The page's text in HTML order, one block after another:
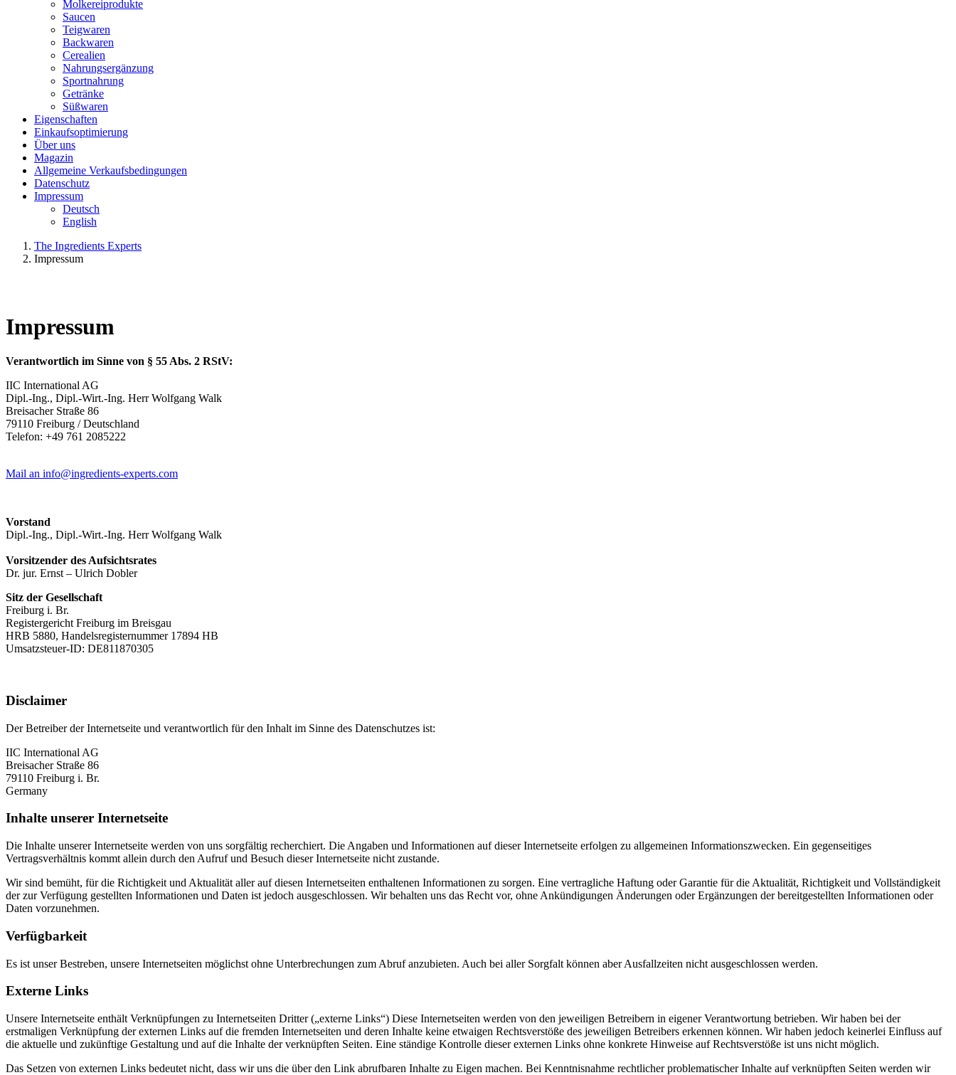
Molkereiprodukte
Saucen
Teigwaren
Backwaren
Cerealien
Nahrungsergänzung
Sportnahrung
Getränke
Süßwaren
Eigenschaften
Einkaufsoptimierung
Über uns
Magazin
Allgemeine Verkaufsbedingungen
Datenschutz
Impressum
Deutsch
English
The Ingredients Experts
Impressum
Impressum
Verantwortlich im Sinne von § 55 Abs. 2 RStV:
IIC International AG
Dipl.-Ing., Dipl.-Wirt.-Ing. Herr Wolfgang Walk
Breisacher Straße 86
79110 Freiburg / Deutschland
Telefon: +49 761 2085222
Mail an info@ingredients-experts.com
Vorstand
Dipl.-Ing., Dipl.-Wirt.-Ing. Herr Wolfgang Walk
Vorsitzender des Aufsichtsrates
Dr. jur. Ernst – Ulrich Dobler
Sitz der Gesellschaft
Freiburg i. Br.
Registergericht Freiburg im Breisgau
HRB 5880, Handelsregisternummer 17894 HB
Umsatzsteuer-ID: DE811870305
Disclaimer
Der Betreiber der Internetseite und verantwortlich für den Inhalt im Sinne des Datenschutzes ist:
IIC International AG
Breisacher Straße 86
79110 Freiburg i. Br.
Germany
Inhalte unserer Internetseite
Die Inhalte unserer Internetseite werden von uns sorgfältig recherchiert. Die Angaben und Informationen auf dieser Internetseite erfolgen zu allgemeinen Informationszwecken. Ein gegenseitiges
Vertragsverhältnis kommt allein durch den Aufruf und Besuch dieser Internetseite nicht zustande.
Wir sind bemüht, für die Richtigkeit und Aktualität aller auf diesen Internetseiten enthaltenen Informationen zu sorgen. Eine vertragliche Haftung oder Garantie für die Aktualität, Richtigkeit und Vollständigkeit
der zur Verfügung gestellten Informationen und Daten ist jedoch ausgeschlossen. Wir behalten uns das Recht vor, ohne Ankündigungen Änderungen oder Ergänzungen der bereitgestellten Informationen oder
Daten vorzunehmen.
Verfügbarkeit
Es ist unser Bestreben, unsere Internetseiten möglichst ohne Unterbrechungen zum Abruf anzubieten. Auch bei aller Sorgfalt können aber Ausfallzeiten nicht ausgeschlossen werden.
Externe Links
Unsere Internetseite enthält Verknüpfungen zu Internetseiten Dritter („externe Links“) Diese Internetseiten werden von den jeweiligen Betreibern in eigener Verantwortung betrieben. Wir haben bei der
erstmaligen Verknüpfung der externen Links auf die fremden Internetseiten und deren Inhalte keine etwaigen Rechtsverstöße des jeweiligen Betreibers erkennen können. Wir haben jedoch keinerlei Einfluss auf
die aktuelle und zukünftige Gestaltung und auf die Inhalte der verknüpften Seiten. Eine ständige Kontrolle dieser externen Links ohne konkrete Hinweise auf Rechtsverstöße ist uns nicht möglich.
Das Setzen von externen Links bedeutet nicht, dass wir uns die über den Link abrufbaren Inhalte zu Eigen machen. Bei Kenntnisnahme rechtlicher problematischer Inhalte auf verknüpften Seiten werden wir